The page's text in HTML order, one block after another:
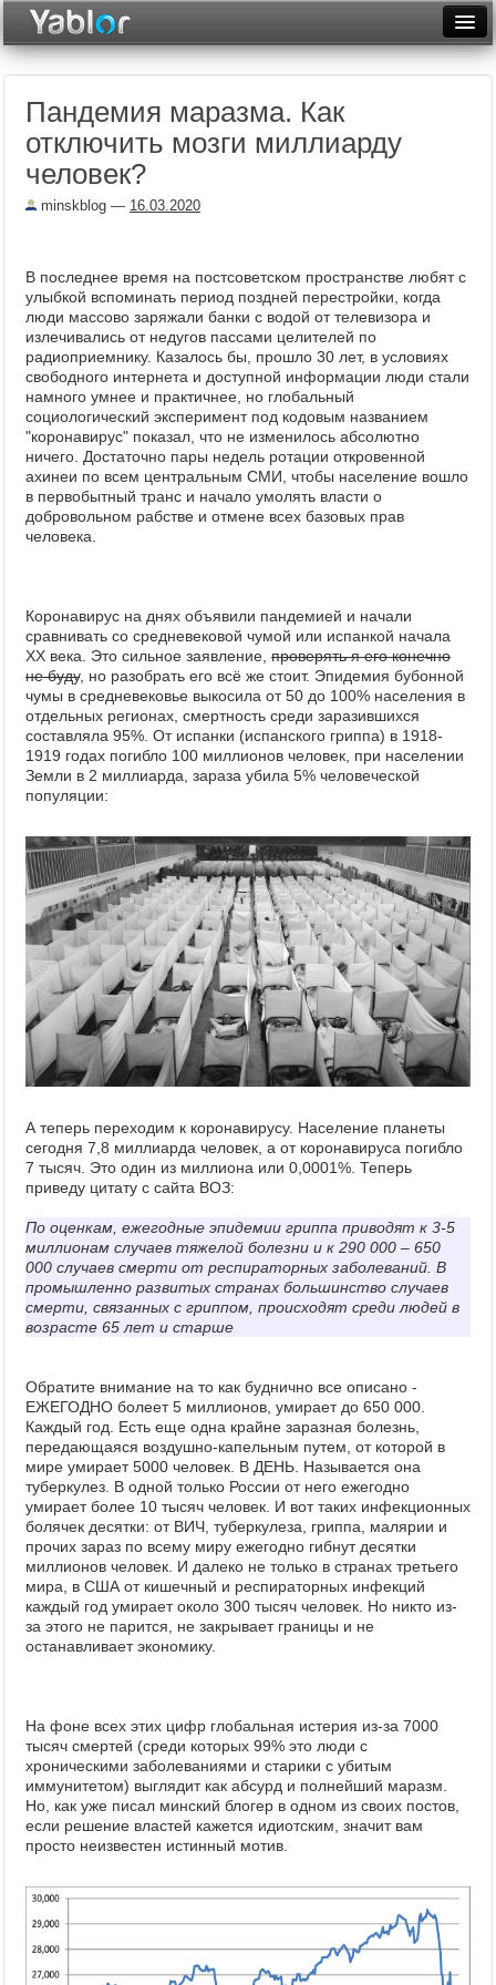
Неделя
Месяц
Фототоп
Видеотоп
Пандемия маразма. Как
отключить мозги миллиарду
человек?
minskblog — 16.03.2020
В последнее время на постсоветском пространстве любят с
улыбкой вспоминать период поздней перестройки, когда
люди массово заряжали банки с водой от телевизора и
излечивались от недугов пассами целителей по
радиоприемнику. Казалось бы, прошло 30 лет, в условиях
свободного интернета и доступной информации люди стали
намного умнее и практичнее, но глобальный
социологический эксперимент под кодовым названием
"коронавирус" показал, что не изменилось абсолютно
ничего. Достаточно пары недель ротации откровенной
ахинеи по всем центральным СМИ, чтобы население вошло
в первобытный транс и начало умолять власти о
добровольном рабстве и отмене всех базовых прав
человека.
Коронавирус на днях объявили пандемией и начали
сравнивать со средневековой чумой или испанкой начала
XX века. Это сильное заявление, проверять я его конечно
не буду, но разобрать его всё же стоит. Эпидемия бубонной
чумы в средневековье выкосила от 50 до 100% населения в
отдельных регионах, смертность среди заразившихся
составляла 95%. От испанки (испанского гриппа) в 1918-
1919 годах погибло 100 миллионов человек, при населении
Земли в 2 миллиарда, зараза убила 5% человеческой
популяции:
А теперь переходим к коронавирусу. Население планеты
сегодня 7,8 миллиарда человек, а от коронавируса погибло
7 тысяч. Это один из миллиона или 0,0001%. Теперь
приведу цитату с сайта ВОЗ:
По оценкам, ежегодные эпидемии гриппа приводят к 3-5
миллионам случаев тяжелой болезни и к 290 000 – 650
000 случаев смерти от респираторных заболеваний. В
промышленно развитых странах большинство случаев
смерти, связанных с гриппом, происходят среди людей в
возрасте 65 лет и старше
Обратите внимание на то как буднично все описано -
ЕЖЕГОДНО болеет 5 миллионов, умирает до 650 000.
Каждый год. Есть еще одна крайне заразная болезнь,
передающаяся воздушно-капельным путем, от которой в
мире умирает 5000 человек. В ДЕНЬ. Называется она
туберкулез. В одной только России от него ежегодно
умирает более 10 тысяч человек. И вот таких инфекционных
болячек десятки: от ВИЧ, туберкулеза, гриппа, малярии и
прочих зараз по всему миру ежегодно гибнут десятки
миллионов человек. И далеко не только в странах третьего
мира, в США от кишечный и респираторных инфекций
каждый год умирает около 300 тысяч человек. Но никто из-
за этого не парится, не закрывает границы и не
останавливает экономику.
На фоне всех этих цифр глобальная истерия из-за 7000
тысяч смертей (среди которых 99% это люди с
хроническими заболеваниями и старики с убитым
иммунитетом) выглядит как абсурд и полнейший маразм.
Но, как уже писал минский блогер в одном из своих постов,
если решение властей кажется идиотским, значит вам
просто неизвестен истинный мотив.